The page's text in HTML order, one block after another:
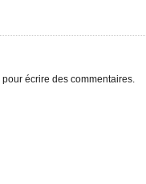
pour écrire des commentaires.